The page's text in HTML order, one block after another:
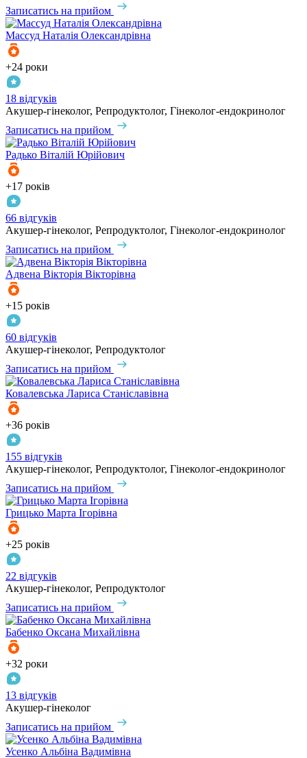
Записатись на прийом
Массуд Наталія Олександрівна
+24 роки
18 відгуків
Акушер-гінеколог, Репродуктолог, Гінеколог-ендокринолог
Записатись на прийом
Радько Віталій Юрійович
+17 років
66 відгуків
Акушер-гінеколог, Репродуктолог, Гінеколог-ендокринолог
Записатись на прийом
Адвена Вікторія Вікторівна
+15 років
60 відгуків
Акушер-гінеколог, Репродуктолог
Записатись на прийом
Ковалевська Лариса Станіславівна
+36 років
155 відгуків
Акушер-гінеколог, Репродуктолог, Гінеколог-ендокринолог
Записатись на прийом
Грицько Марта Ігорівна
+25 років
22 відгуків
Акушер-гінеколог, Репродуктолог
Записатись на прийом
Бабенко Оксана Михайлівна
+32 роки
13 відгуків
Акушер-гінеколог
Записатись на прийом
Усенко Альбіна Вадимівна